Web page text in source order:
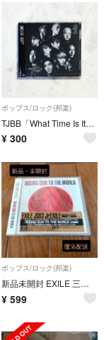
ポップス/ロック(邦楽)
TJBB「What Time Is It?」通常盤
¥ 300
ポップス/ロック(邦楽)
新品未開封 EXILE 三代目JSB RISING SUN CD+Blu-ray
¥ 599